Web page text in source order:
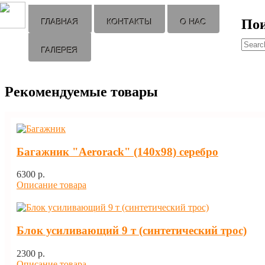
ГЛАВНАЯ КОНТАКТЫ О НАС
ГАЛЕРЕЯ
Рекомендуемые товары
Багажник "Aerorack" (140х98) серебро
6300 p.
Описание товара
Блок усиливающий 9 т (синтетический трос)
2300 p.